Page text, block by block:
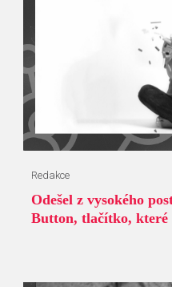
Redakce
Odešel z vysokého
Button, tlačítko, které